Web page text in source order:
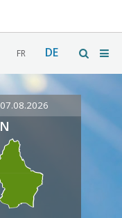
FR DE
07.08.2026